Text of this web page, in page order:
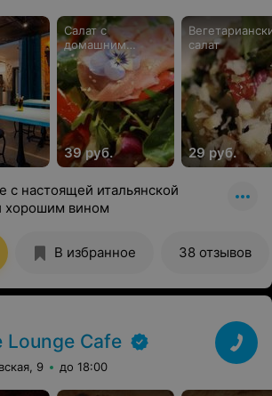
Салат с
домашним
вяленным
тунцом
39 руб.
салат
29 руб.
с настоящей итальянской
хорошим вином
В избранное 38 отзывов
Lounge Cafe
9 до 18:00